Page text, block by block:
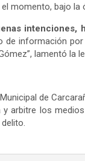
momento, bajo la
intenciones,
de información
lamentó la
de
y arbitre los